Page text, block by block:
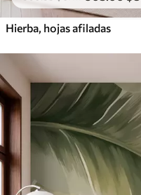
Hierba, hojas afiladas